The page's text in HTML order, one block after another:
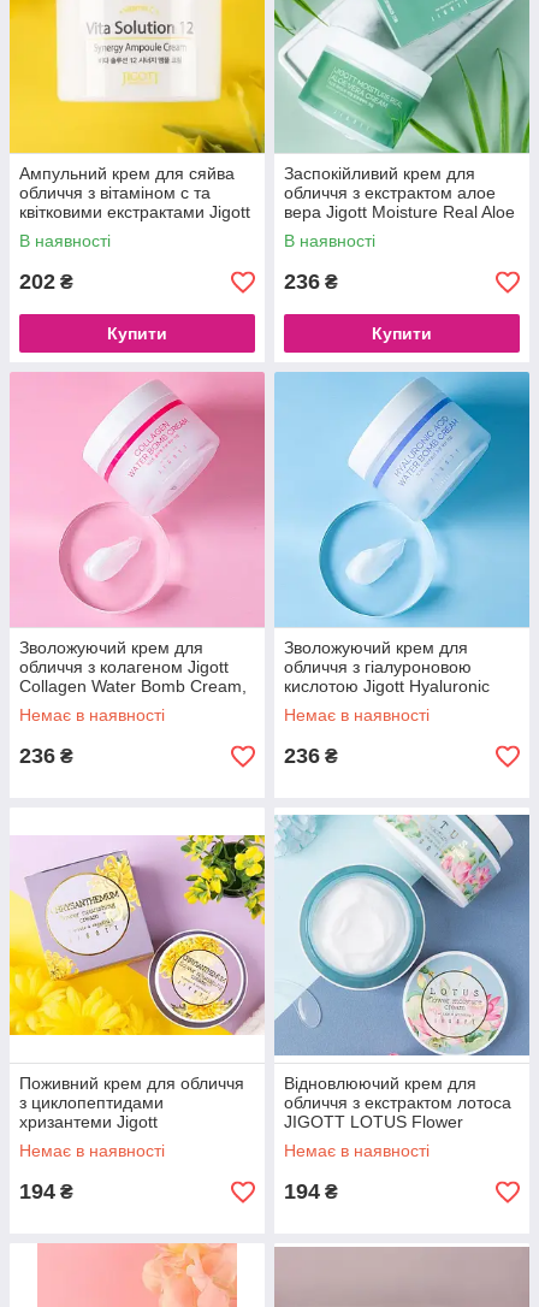
Ампульний крем для сяйва
обличчя з вітаміном с та
квітковими екстрактами Jigott
Vita Solution 12 Synergy
Ampoule Cream, 100 мл
В наявності
202 ₴
Купити
Заспокійливий крем для
обличчя з екстрактом алое
вера Jigott Moisture Real Aloe
Vera Cream, 150 ml
В наявності
236 ₴
Купити
Зволожуючий крем для
обличчя з колагеном Jigott
Collagen Water Bomb Cream,
150 ml
Немає в наявності
236 ₴
Зволожуючий крем для
обличчя з гіалуроновою
кислотою Jigott Hyaluronic
Acid Water Bomb Cream, 150
ml
Немає в наявності
236 ₴
Поживний крем для обличчя
з циклопептидами
хризантеми Jigott
Chrysanthemum Flower
Nourishing Cream, 100 мл
Немає в наявності
194 ₴
Відновлюючий крем для
обличчя з екстрактом лотоса
JIGOTT LOTUS Flower
Moisture Cream, 100 мл
Немає в наявності
194 ₴